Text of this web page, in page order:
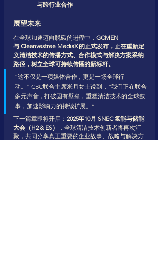
与跨行业合作
展望未来
在全球加速迈向脱碳的进程中， GCMEN
与 Cleanvestree MediaX 的正式发布，正在重新定
义清洁技术的传播方式、合作模式与解决方案采纳
路径，树立全球可持续传播的新标杆。
“这不仅是一项媒体合作，更是一场全球行
动。” CBC联合主席米月女士说到，“我们正在联合
多元声音，打破固有壁垒，重塑清洁技术的全球叙
事，加速影响力的持续扩展。”
下一篇章即将开启： 2025年10月 SNEC 氢能与储能
大会（H2 & ES）
，全球清洁技术创新者将再次汇
聚，共同分享真正重要的企业故事、战略与解决方